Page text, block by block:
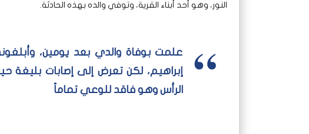
النور، وهو أحد أبناء القرية، وتوفي والده بهذه الحادثة.
علمت بوفاة والدي بعد يومين،
إبراهيم، لكن تعرض إلى إصابات بليغة
الرأس وهو فاقد للوعي تماماً